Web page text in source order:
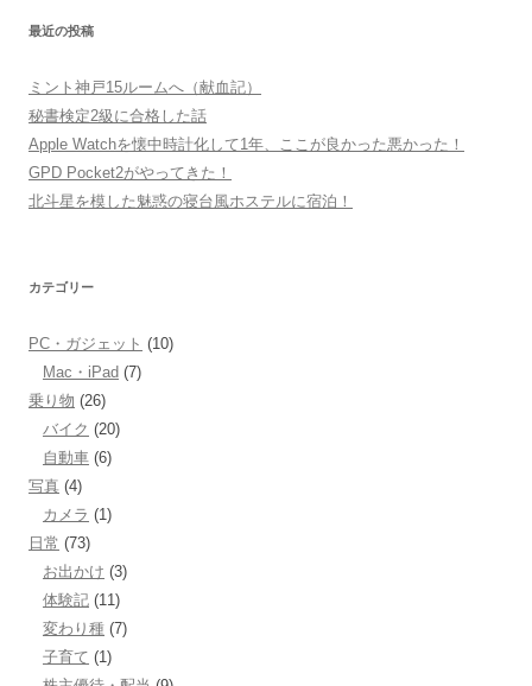
最近の投稿
ミント神戸15ルームへ（献血記）
秘書検定2級に合格した話
Apple Watchを懐中時計化して1年、ここが良かった悪かった！
GPD Pocket2がやってきた！
北斗星を模した魅惑の寝台風ホステルに宿泊！
カテゴリー
PC・ガジェット (10)
Mac・iPad (7)
乗り物 (26)
バイク (20)
自動車 (6)
写真 (4)
カメラ (1)
日常 (73)
お出かけ (3)
体験記 (11)
変わり種 (7)
子育て (1)